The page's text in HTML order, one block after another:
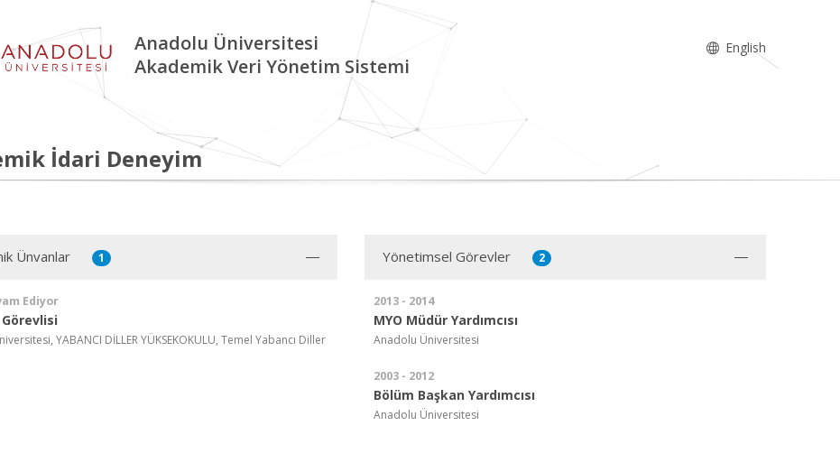
Anadolu Üniversitesi
Akademik Veri Yönetim Sistemi
English
İdari Deneyim
Ünvanlar 1
Ediyor
YABANCI DİLLER YÜKSEKOKULU, Temel Yabancı Diller
Yönetimsel Görevler 2
2013 - 2014
MYO Müdür Yardımcısı
Anadolu Üniversitesi
2003 - 2012
Bölüm Başkan Yardımcısı
Anadolu Üniversitesi